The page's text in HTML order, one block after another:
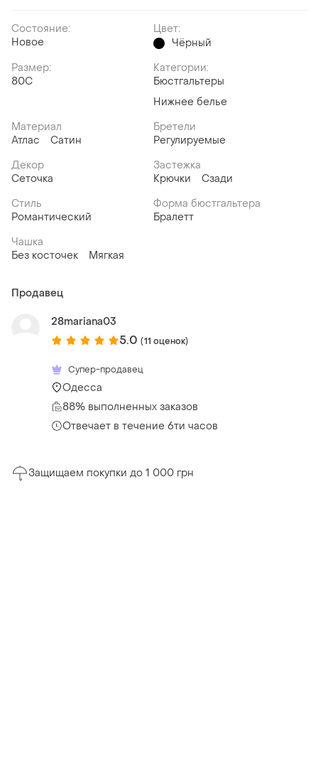
Состояние:
Новое
Цвет:
Чёрный
Размер:
80C
Категории:
Бюстгальтеры
Нижнее белье
Материал
Атлас
Сатин
Бретели
Регулируемые
Декор
Сеточка
Застежка
Крючки
Сзади
Стиль
Романтический
Форма бюстгальтера
Бралетт
Чашка
Без косточек
Мягкая
Продавец
28mariana03
5.0 (11 оценок)
Супер-продавец
Одесса
88% выполненных заказов
Отвечает в течение 6ти часов
Защищаем покупки до 1 000 грн